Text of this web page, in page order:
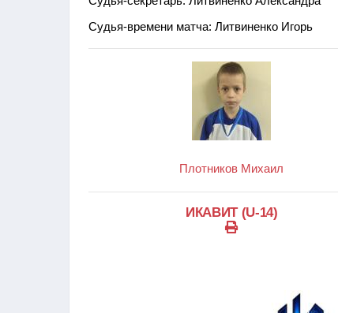
Судья-времени матча: Литвиненко Игорь
Плотников Михаил
ИКАВИТ (U-14)